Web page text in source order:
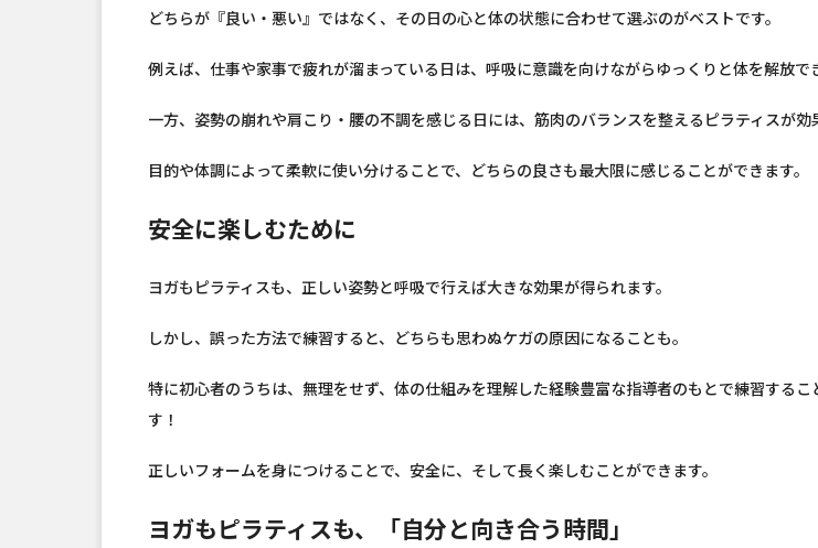
どちらが『良い・悪い』ではなく、その日の心と体の状態に合わせて選ぶのがベストです。
例えば、仕事や家事で疲れが溜まっている日は、呼吸に意識を向けながらゆっくりと体を解放で
一方、姿勢の崩れや肩こり・腰の不調を感じる日には、筋肉のバランスを整えるピラティスが効
目的や体調によって柔軟に使い分けることで、どちらの良さも最大限に感じることができます。
安全に楽しむために
ヨガもピラティスも、正しい姿勢と呼吸で行えば大きな効果が得られます。
しかし、誤った方法で練習すると、どちらも思わぬケガの原因になることも。
特に初心者のうちは、無理をせず、体の仕組みを理解した経験豊富な指導者のもとで練習するこ
す！
正しいフォームを身につけることで、安全に、そして長く楽しむことができます。
ヨガもピラティスも、「自分と向き合う時間」